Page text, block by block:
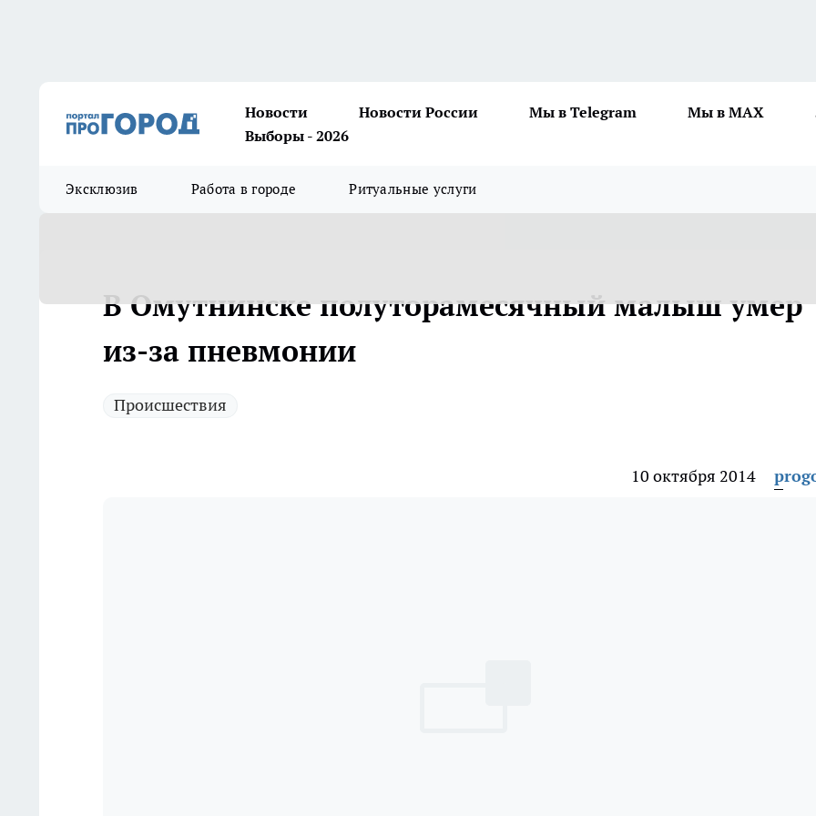
Новости Новости России Мы в Telegram Мы в MAX
Выборы - 2026
Эксклюзив Работа в городе Ритуальные услуги
В Омутнинске полуторамесячный малыш умер
из-за пневмонии
Происшествия
10 октября 2014